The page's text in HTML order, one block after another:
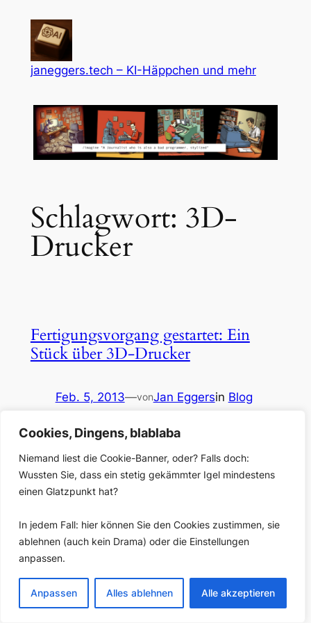
Cookies, Dingens, blablaba
Niemand liest die Cookie-Banner, oder? Falls doch:
Wussten Sie, dass ein stetig gekämmter Igel mindestens
einen Glatzpunkt hat?
In jedem Fall: hier können Sie den Cookies zustimmen, sie
ablehnen (auch kein Drama) oder die Einstellungen
anpassen.
Anpassen Alles ablehnen Alle akzeptieren
springen
janeggers.tech – KI-Häppchen und mehr
Schlagwort: 3D-
Drucker
Fertigungsvorgang gestartet: Ein
Stück über 3D-Drucker
Feb. 5, 2013—vonJan Eggersin Blog
Ich darf mal wieder ein wenig Radio machen, für die
hr2-Sendereihe „Wissenswert“, und das freut mich aus
zwei Gründen: Erstens macht es sehr viel Spaß, für
dieses Format zu arbeiten – 12 Minuten sind eine
Länge, in der man ein Thema schon ganz gut von